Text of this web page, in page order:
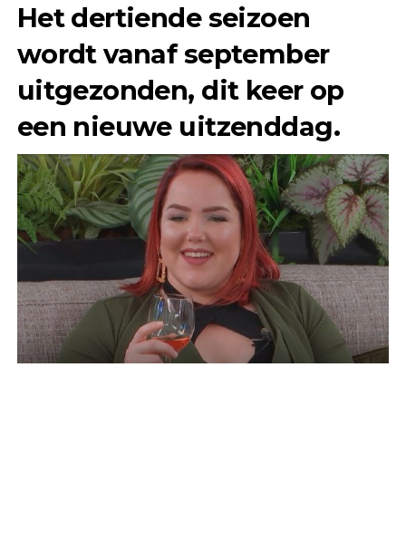
Het dertiende seizoen
wordt vanaf september
uitgezonden, dit keer op
een nieuwe uitzenddag.